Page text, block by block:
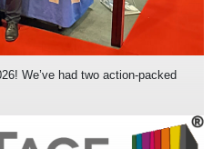
We’ve had two action-packed